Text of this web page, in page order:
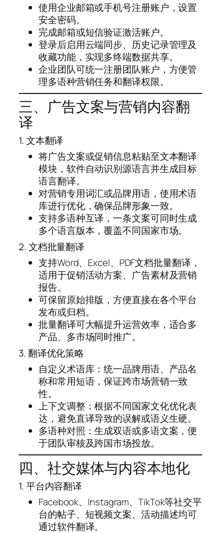
使用企业邮箱或手机号注册账户，设置
安全密码。
完成邮箱或短信验证激活账户。
登录后启用云端同步、历史记录管理及
收藏功能，实现多终端数据共享。
企业团队可统一注册团队账户，方便管
理多语种营销任务和翻译权限。
三、广告文案与营销内容翻
译
1. 文本翻译
将广告文案或促销信息粘贴至文本翻译
模块，软件自动识别源语言并生成目标
语言翻译。
对营销专用词汇或品牌用语，使用术语
库进行优化，确保品牌形象一致。
支持多语种互译，一条文案可同时生成
多个语言版本，覆盖不同国家市场。
2. 文档批量翻译
支持Word、Excel、PDF文档批量翻译，
适用于促销活动方案、广告素材及营销
报告。
可保留原始排版，方便直接在各个平台
发布或归档。
批量翻译可大幅提升运营效率，适合多
产品、多市场同时推广。
3. 翻译优化策略
自定义术语库：统一品牌用语、产品名
称和常用短语，保证跨市场营销一致
性。
上下文调整：根据不同国家文化优化表
达，避免直译导致的误解或语义生硬。
多语种对照：生成双语或多语文案，便
于团队审核及跨国市场投放。
四、社交媒体与内容本地化
1. 平台内容翻译
Facebook、Instagram、TikTok等社交平
台的帖子、短视频文案、活动描述均可
通过软件翻译。